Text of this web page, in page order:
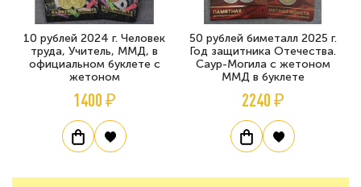
10 рублей 2024 г. Человек
труда, Учитель, ММД, в
официальном буклете с
жетоном
1400 ₽
50 рублей биметалл 2025 г.
Год защитника Отечества.
Саур-Могила с жетоном
ММД в буклете
2240 ₽